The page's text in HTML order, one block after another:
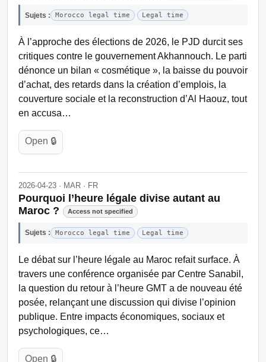
Sujets : Morocco legal time Legal time
À l’approche des élections de 2026, le PJD durcit ses
critiques contre le gouvernement Akhannouch. Le parti
dénonce un bilan « cosmétique », la baisse du pouvoir
d’achat, des retards dans la création d’emplois, la
couverture sociale et la reconstruction d’Al Haouz, tout
en accusa…
Open 🔒
2026-04-23 · MAR · FR
Pourquoi l’heure légale divise autant au
Maroc ?
Access not specified
Sujets : Morocco legal time Legal time
Le débat sur l’heure légale au Maroc refait surface. À
travers une conférence organisée par Centre Sanabil,
la question du retour à l’heure GMT a de nouveau été
posée, relançant une discussion qui divise l’opinion
publique. Entre impacts économiques, sociaux et
psychologiques, ce…
Open 🔒